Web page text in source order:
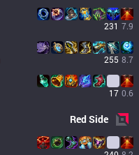
231 7.9
255 8.7
17 0.6
RedSide